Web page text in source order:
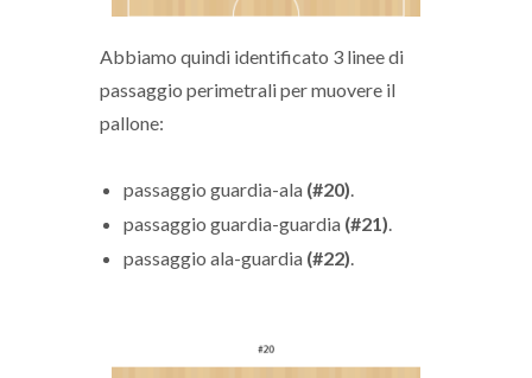
Abbiamo quindi identificato 3 linee di
passaggio perimetrali per muovere il
pallone:
passaggio guardia-ala (#20)
passaggio guardia-guardia (#21)
passaggio ala-guardia (#22)